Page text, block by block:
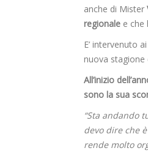
anche di Mister
regionale e che
E’ intervenuto
nuova stagione
All’inizio
sono la sua
“Sta andando
devo dire che
rende molto